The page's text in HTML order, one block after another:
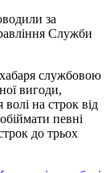
за
Служби
службовою
вигоди,
на строк від
певні
до трьох